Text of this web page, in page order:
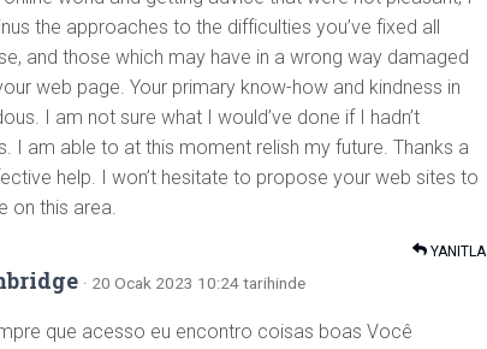
the approaches to the difficulties you’ve fixed all
and those which may have in a wrong way damaged
web page. Your primary know-how and kindness in
I am not sure what I would’ve done if I hadn’t
I am able to at this moment relish my future. Thanks a
help. I won’t hesitate to propose your web sites to
on this area.
YANITLA
· 20 Ocak 2023 10:24 tarihinde
que acesso eu encontro coisas boas Você